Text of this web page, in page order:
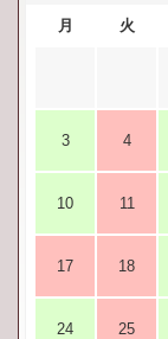
月 火
3 4
10 11
17 18
24 25